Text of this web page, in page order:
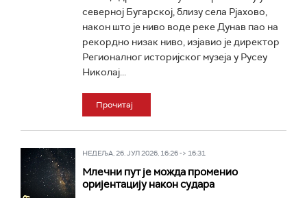
северној Бугарској, близу села Рјахово,
након што је ниво воде реке Дунав пао на
рекордно низак ниво, изјавио је директор
Регионалног историјског музеја у Русеу
Николај...
Прочитај
НЕДЕЉА, 26. ЈУЛ 2026, 16:26 -> 16:31
Млечни пут је можда променио
оријентацију након судара